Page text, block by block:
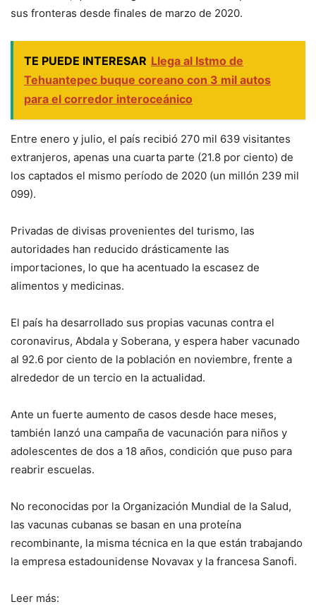
sus fronteras desde finales de marzo de 2020.
TE PUEDE INTERESAR Llega al Istmo de
Tehuantepec buque coreano con 3 mil autos
para el corredor interoceánico
Entre enero y julio, el país recibió 270 mil 639 visitantes
extranjeros, apenas una cuarta parte (21.8 por ciento) de
los captados el mismo período de 2020 (un millón 239 mil
099).
Privadas de divisas provenientes del turismo, las
autoridades han reducido drásticamente las
importaciones, lo que ha acentuado la escasez de
alimentos y medicinas.
El país ha desarrollado sus propias vacunas contra el
coronavirus, Abdala y Soberana, y espera haber vacunado
al 92.6 por ciento de la población en noviembre, frente a
alrededor de un tercio en la actualidad.
Ante un fuerte aumento de casos desde hace meses,
también lanzó una campaña de vacunación para niños y
adolescentes de dos a 18 años, condición que puso para
reabrir escuelas.
No reconocidas por la Organización Mundial de la Salud,
las vacunas cubanas se basan en una proteína
recombinante, la misma técnica en la que están trabajando
la empresa estadounidense Novavax y la francesa Sanofi.
Leer más: